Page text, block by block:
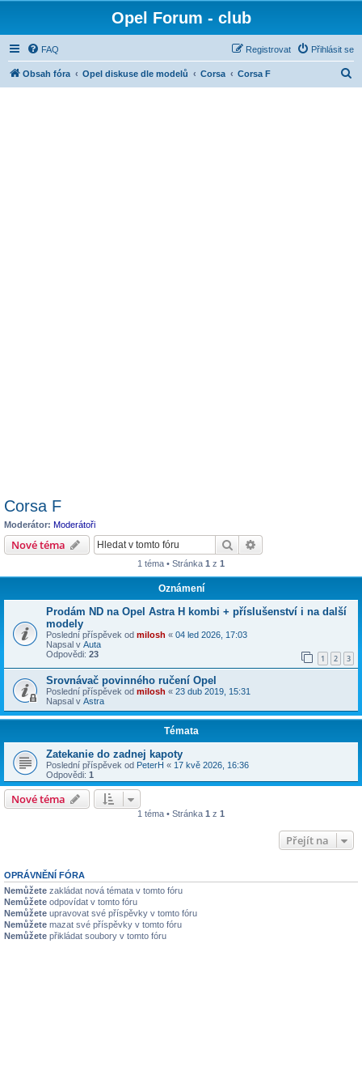
Opel Forum - club
FAQ Přihlásit se
Registrovat
Obsah fóra Opel diskuse dle modelů Corsa Corsa F
Corsa F
Moderátor: Moderátoři
Nové téma Hledat
1 téma • Stránka 1 z 1
Oznámení
Prodám ND na Opel Astra H kombi + příslušenství i na další
modely
Poslední příspěvek od milosh « 04 led 2026, 17:03
Napsal v Auta
Odpovědi: 23 1 2 3
Srovnávač povinného ručení Opel
Poslední příspěvek od milosh « 23 dub 2019, 15:31
Napsal v Astra
Témata
Zatekanie do zadnej kapoty
Poslední příspěvek od PeterH « 17 kvě 2026, 16:36
Odpovědi: 1
Nové téma
1 téma • Stránka 1 z 1
Přejít na
OPRÁVNĚNÍ FÓRA
Nemůžete zakládat nová témata v tomto fóru
Nemůžete odpovídat v tomto fóru
Nemůžete upravovat své příspěvky v tomto fóru
Nemůžete mazat své příspěvky v tomto fóru
Nemůžete přikládat soubory v tomto fóru